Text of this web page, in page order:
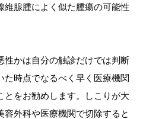
維腺腫によく似た腫瘍の可能性
性かは自分の触診だけでは判断
た時点でなるべく早く医療機関
とをお勧めします。しこりが大
容外科や医療機関で切除すると